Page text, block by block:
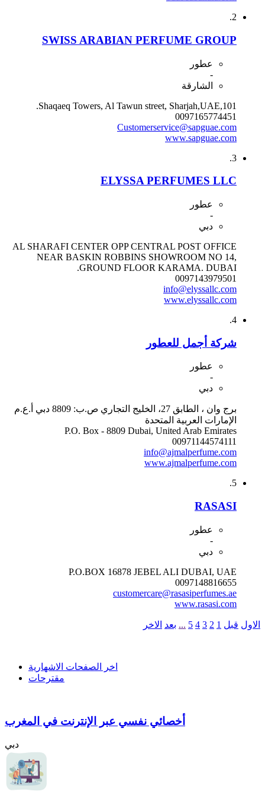
2.
SWISS ARABIAN PERFUME GROUP
عطور
-
الشارقة
101,Shaqaeq Towers, Al Tawun street, Sharjah,UAE.
0097165774451
Customerservice@sapguae.com
www.sapguae.com
3.
ELYSSA PERFUMES LLC
عطور
-
دبي
AL SHARAFI CENTER OPP CENTRAL POST OFFICE
NEAR BASKIN ROBBINS SHOWROOM NO 14,
GROUND FLOOR KARAMA. DUBAI.
0097143979501
info@elyssallc.com
www.elyssallc.com
4.
شركة أجمل للعطور
عطور
-
دبي
برج وان ، الطابق 27، الخليج التجاري ص.ب: 8809 دبي أ.ع.م
الإمارات العربية المتحدة
P.O. Box - 8809 Dubai, United Arab Emirates
00971144574111
info@ajmalperfume.com
www.ajmalperfume.com
5.
RASASI
عطور
-
دبي
P.O.BOX 16878 JEBEL ALI DUBAI, UAE
0097148816655
customercare@rasasiperfumes.ae
www.rasasi.com
الاول قبل 1
2
3
4
5
... بعد الاخر
اخر الصفحات الاشهارية
مقترحات
أخصائي نفسي عبر الإنترنت في المغرب
دبي